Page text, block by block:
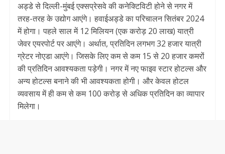
अड्डे से दिल्ली-मुंबई एक्सप्रेसवे की कनेक्टिविटी होने से नगर में
तरह-तरह के उद्योग आएंगे। हवाईअड्डे का परिचालन सितंबर 2024
में होगा। पहले साल में 12 मिलियन (एक करोड़ 20 लाख) यात्री
जेवर एयरपोर्ट पर आएंगे। अर्थात, प्रतिदिन लगभग 32 हजार यात्री
ग्रेटर नोएडा आएंगे। जिसके लिए कम से कम 15 से 20 हजार कमरों
की प्रतिदिन आवश्यकता पड़ेगी। नगर में नए फाइव स्टार होटल्स और
अन्य होटल्स बनाने की भी आवश्यकता होगी‌। और केवल होटल
व्यवसाय में ही कम से कम 100 करोड़ से अधिक प्रतिदिन का व्यापार
मिलेगा।